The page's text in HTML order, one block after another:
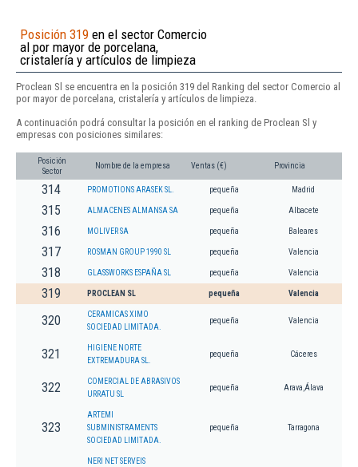
Posición 319 en el sector Comercio
al por mayor de porcelana,
cristalería y artículos de limpieza
Proclean Sl se encuentra en la posición 319 del Ranking del sector Comercio al
por mayor de porcelana, cristalería y artículos de limpieza.
A continuación podrá consultar la posición en el ranking de Proclean Sl y
empresas con posiciones similares:
Posición
Sector
Nombre de la empresa Ventas (€) Provincia
314 PROMOTIONS ARASEK SL. pequeña Madrid
315 ALMACENES ALMANSA SA pequeña Albacete
316 MOLIVER SA pequeña Baleares
317 ROSMAN GROUP 1990 SL pequeña Valencia
318 GLASSWORKS ESPAÑA SL pequeña Valencia
319 PROCLEAN SL pequeña Valencia
320
CERAMICAS XIMO
SOCIEDAD LIMITADA.
pequeña Valencia
321
HIGIENE NORTE
EXTREMADURA SL.
pequeña Cáceres
322
COMERCIAL DE ABRASIVOS
URRATU SL
pequeña Arava,Álava
323
ARTEMI
SUBMINISTRAMENTS
SOCIEDAD LIMITADA.
pequeña Tarragona
NERI NET SERVEIS